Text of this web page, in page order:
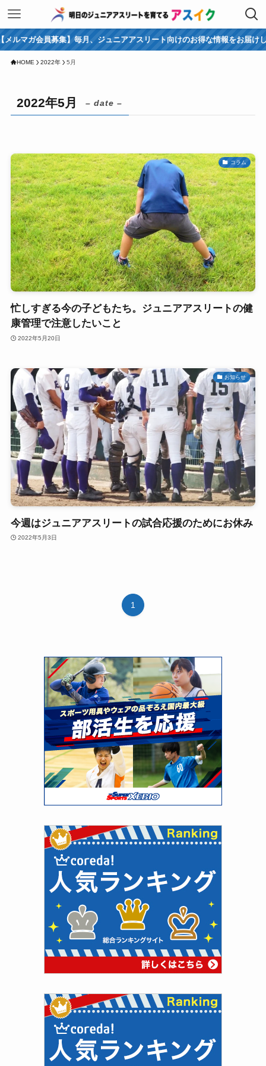
員募集】毎月、ジュニアアスリート向けのお得な情報をお届けします！
HOME 2022年 5月
2022年5月 – date –
コラム
忙しすぎる今の子どもたち。ジュニアアスリートの健
康管理で注意したいこと
2022年5月20日
お知らせ
今週はジュニアアスリートの試合応援のためにお休み
2022年5月3日
1